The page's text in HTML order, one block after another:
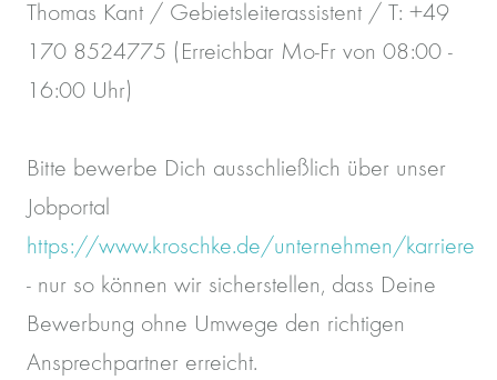
Thomas Kant / Gebietsleiterassistent / T: +49
170 8524775 (Erreichbar Mo-Fr von 08:00 -
16:00 Uhr)
Bitte bewerbe Dich ausschließlich über unser
Jobportal
https://www.kroschke.de/unternehmen/karriere
- nur so können wir sicherstellen, dass Deine
Bewerbung ohne Umwege den richtigen
Ansprechpartner erreicht.